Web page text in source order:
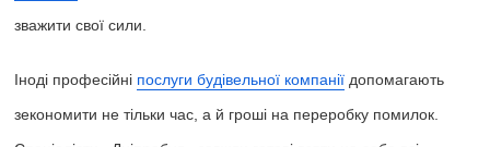
зважити свої сили.
Іноді професійні послуги будівельної компанії допомагають
зекономити не тільки час, а й гроші на переробку помилок.